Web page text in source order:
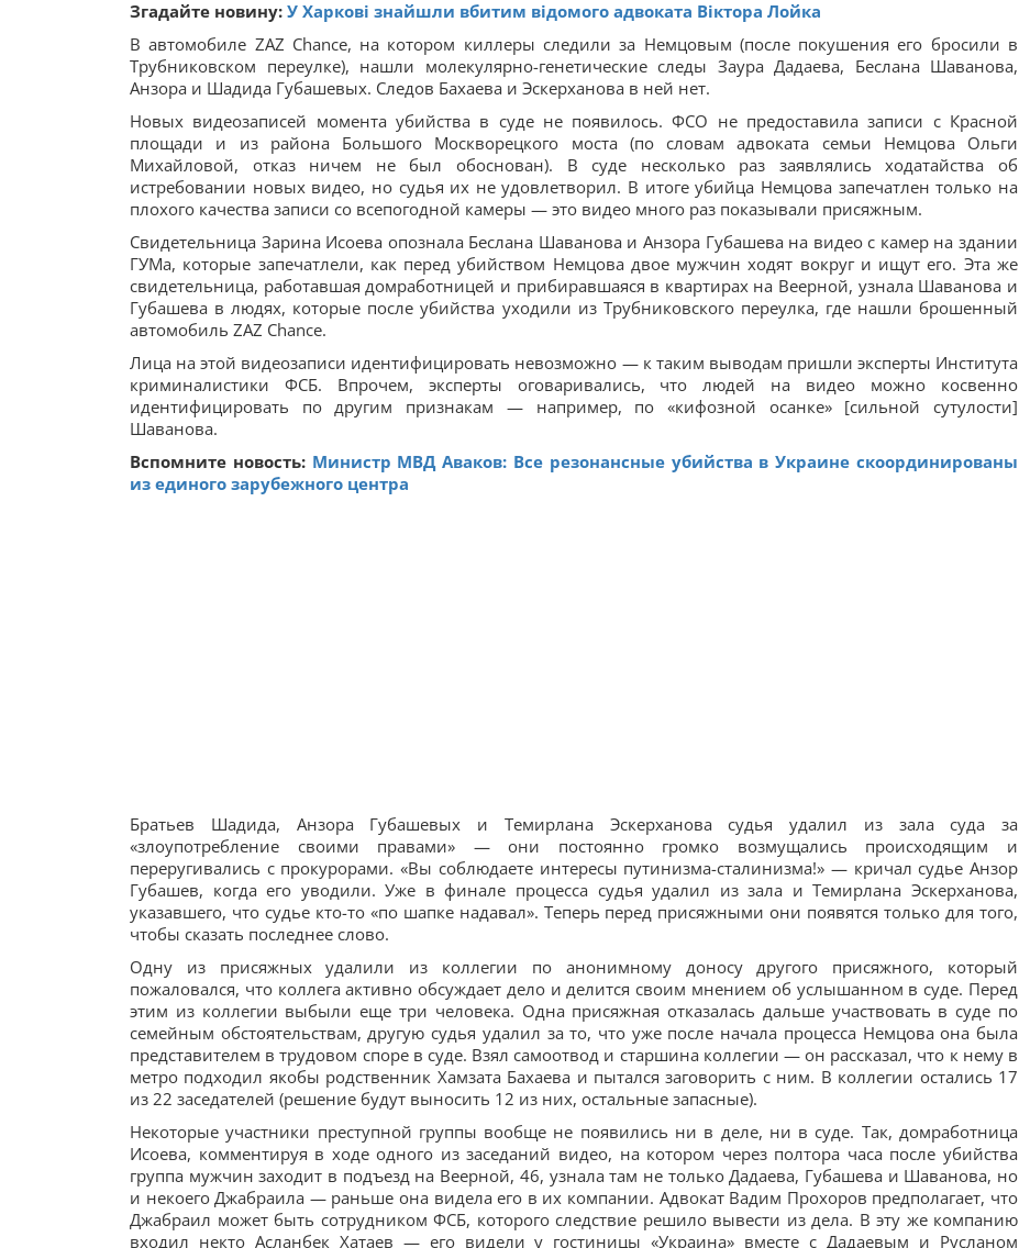
Згадайте новину: У Харкові знайшли вбитим відомого адвоката Віктора Лойка
В автомобиле ZAZ Chance, на котором киллеры следили за Немцовым (после покушения его бросили в
Трубниковском переулке), нашли молекулярно-генетические следы Заура Дадаева, Беслана Шаванова,
Анзора и Шадида Губашевых. Следов Бахаева и Эскерханова в ней нет.
Новых видеозаписей момента убийства в суде не появилось. ФСО не предоставила записи с Красной
площади и из района Большого Москворецкого моста (по словам адвоката семьи Немцова Ольги
Михайловой, отказ ничем не был обоснован). В суде несколько раз заявлялись ходатайства об
истребовании новых видео, но судья их не удовлетворил. В итоге убийца Немцова запечатлен только на
плохого качества записи со всепогодной камеры — это видео много раз показывали присяжным.
Свидетельница Зарина Исоева опознала Беслана Шаванова и Анзора Губашева на видео с камер на здании
ГУМа, которые запечатлели, как перед убийством Немцова двое мужчин ходят вокруг и ищут его. Эта же
свидетельница, работавшая домработницей и прибиравшаяся в квартирах на Веерной, узнала Шаванова и
Губашева в людях, которые после убийства уходили из Трубниковского переулка, где нашли брошенный
автомобиль ZAZ Chance.
Лица на этой видеозаписи идентифицировать невозможно — к таким выводам пришли эксперты Института
криминалистики ФСБ. Впрочем, эксперты оговаривались, что людей на видео можно косвенно
идентифицировать по другим признакам — например, по «кифозной осанке» [сильной сутулости]
Шаванова.
Вспомните новость: Министр МВД Аваков: Все резонансные убийства в Украине скоординированы
из единого зарубежного центра
Братьев Шадида, Анзора Губашевых и Темирлана Эскерханова судья удалил из зала суда за
«злоупотребление своими правами» — они постоянно громко возмущались происходящим и
переругивались с прокурорами. «Вы соблюдаете интересы путинизма-сталинизма!» — кричал судье Анзор
Губашев, когда его уводили. Уже в финале процесса судья удалил из зала и Темирлана Эскерханова,
указавшего, что судье кто-то «по шапке надавал». Теперь перед присяжными они появятся только для того,
чтобы сказать последнее слово.
Одну из присяжных удалили из коллегии по анонимному доносу другого присяжного, который
пожаловался, что коллега активно обсуждает дело и делится своим мнением об услышанном в суде. Перед
этим из коллегии выбыли еще три человека. Одна присяжная отказалась дальше участвовать в суде по
семейным обстоятельствам, другую судья удалил за то, что уже после начала процесса Немцова она была
представителем в трудовом споре в суде. Взял самоотвод и старшина коллегии — он рассказал, что к нему в
метро подходил якобы родственник Хамзата Бахаева и пытался заговорить с ним. В коллегии остались 17
из 22 заседателей (решение будут выносить 12 из них, остальные запасные).
Некоторые участники преступной группы вообще не появились ни в деле, ни в суде. Так, домработница
Исоева, комментируя в ходе одного из заседаний видео, на котором через полтора часа после убийства
группа мужчин заходит в подъезд на Веерной, 46, узнала там не только Дадаева, Губашева и Шаванова, но
и некоего Джабраила — раньше она видела его в их компании. Адвокат Вадим Прохоров предполагает, что
Джабраил может быть сотрудником ФСБ, которого следствие решило вывести из дела. В эту же компанию
входил некто Асланбек Хатаев — его видели у гостиницы «Украина» вместе с Дадаевым и Русланом